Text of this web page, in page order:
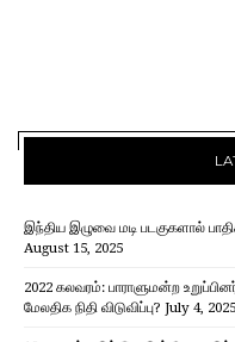
இந்திய இழுவை மடி படகுகளால்
August 15, 2025
2022 கலவரம்: பாராளுமன்ற
மேலதிக நிதி விடுவிப்பு? July 4, 2025